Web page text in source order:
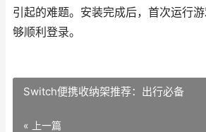
引起的难题。安装完成后，首次运行
够顺利登录。
Switch便携收纳架推荐：出行必备
« 上一篇